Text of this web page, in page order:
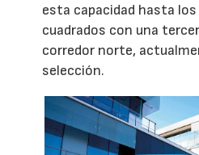
esta capacidad hasta
cuadrados con una
corredor norte,
selección.